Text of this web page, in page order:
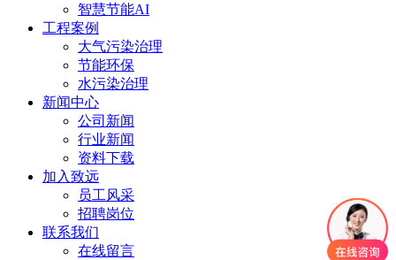
智慧节能AI
工程案例
大气污染治理
节能环保
水污染治理
新闻中心
公司新闻
行业新闻
资料下载
加入致远
员工风采
招聘岗位
联系我们
在线留言